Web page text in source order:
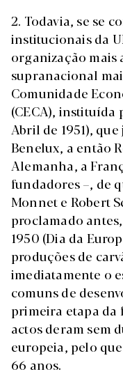
2. Todavia, se se
institucionais da
organização mais
supranacional
Comunidade
(CECA), instituída
Abril de 1951),
Benelux, a então
Alemanha, a
fundadores –, de
Monnet e Robert
proclamado
1950 (Dia da
produções de
imediatamente o
comuns de
primeira etapa da
actos deram sem
europeia, pelo
66 anos.